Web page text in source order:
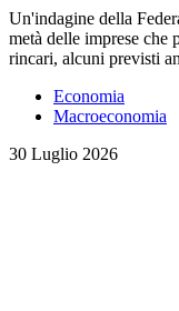
Un'indagine della
metà delle imprese che
rincari, alcuni previsti
Economia
Macroeconomia
30 Luglio 2026